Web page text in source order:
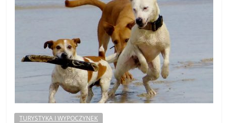
TURYSTYKA I WYPOCZYNEK